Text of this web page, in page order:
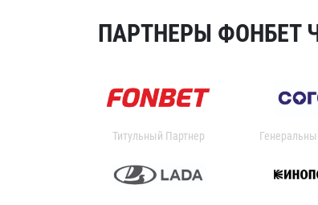
ПАРТНЕРЫ ФОНБЕТ
Титульный Партнер